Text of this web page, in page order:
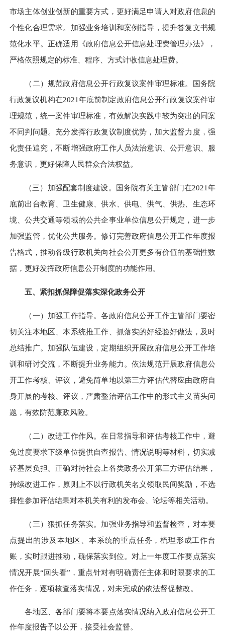
市场主体创业创新的重要方式，更好满足申请人对政府信息的
个性化合理需求。加强业务培训和案例指导，提升答复文书规
范化水平。正确适用《政府信息公开信息处理费管理办法》，
严格依照规定的标准、程序、方式计收信息处理费。
（二）规范政府信息公开行政复议案件审理标准。 国务院
行政复议机构在2021年底前制定政府信息公开行政复议案件审
理规范，统一案件审理标准，有效解决实践中较为突出的同案
不同判问题。充分发挥行政复议制度优势，加大监督力度，强
化责任追究，不断增强政府工作人员法治意识、公开意识、服
务意识，更好保障人民群众合法权益。
（三）加强配套制度建设。 国务院有关主管部门在2021年
底前出台教育、卫生健康、供水、供电、供气、供热、生态环
境、公共交通等领域的公共企事业单位信息公开规定，进一步
加强监管，优化公共服务。修订完善政府信息公开工作年度报
告格式，推动各级行政机关向社会公开更多有价值的基础性数
据，更好发挥政府信息公开制度的功能作用。
五、紧扣抓保障促落实深化政务公开
（一）加强工作指导。各政府信息公开工作主管部门要密
切关注本地区、本系统推工作、抓落实的好经验好做法，及时
总结推广。加强队伍建设，定期组织开展政府信息公开工作培
训和研讨交流，不断提升业务能力。依法规范开展政府信息公
开工作考核、评议，避免简单地以第三方评估代替应由政府自
身开展的考核、评议，严肃整治评估工作中的形式主义苗头问
题，有效防范廉政风险。
（二）改进工作作风。在日常指导和评估考核工作中，避
免过度要求下级单位提供自查报告、情况说明等材料，切实减
轻基层负担。正确对待社会上各类政务公开第三方评估结果，
持续改进工作，原则上不以行政机关名义领取民间奖励，不选
择性参加评估结果对本机关有利的发布会、论坛等相关活动。
（三）狠抓任务落实。 加强业务指导和监督检查，对本要
点提出的涉及本地区、本系统的重点任务，梳理形成工作台
账，实时跟进推动，确保落实到位。对上一年度工作要点落实
情况开展“回头看”，重点针对有明确责任主体和时限要求的工
作任务，逐项核查落实情况，对未完成的依法督促整改。
各地区、各部门要将本要点落实情况纳入政府信息公开工
作年度报告予以公开，接受社会监督。